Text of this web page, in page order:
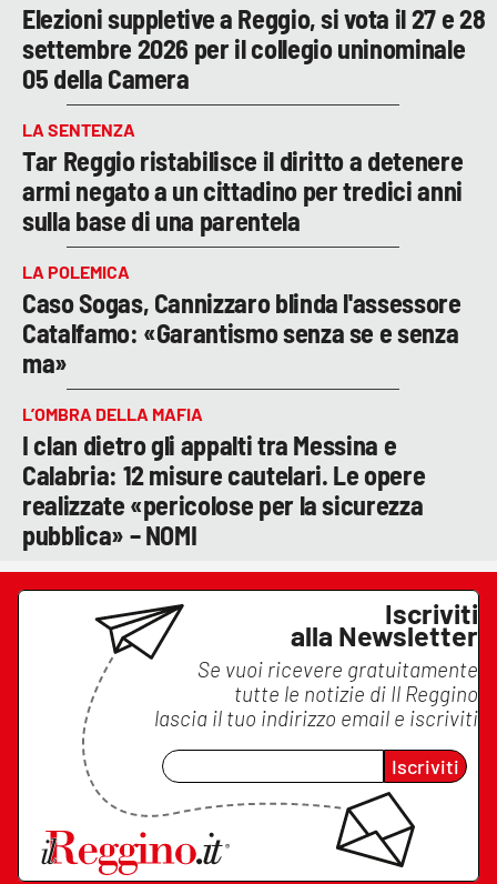
Elezioni suppletive a Reggio, si vota il 27 e 28
settembre 2026 per il collegio uninominale
05 della Camera
LA SENTENZA
Tar Reggio ristabilisce il diritto a detenere
armi negato a un cittadino per tredici anni
sulla base di una parentela
LA POLEMICA
Caso Sogas, Cannizzaro blinda l'assessore
Catalfamo: «Garantismo senza se e senza
ma»
L’OMBRA DELLA MAFIA
I clan dietro gli appalti tra Messina e
Calabria: 12 misure cautelari. Le opere
realizzate «pericolose per la sicurezza
pubblica» – NOMI
Iscriviti
alla Newsletter
Se vuoi ricevere gratuitamente
tutte le notizie di Il Reggino
lascia il tuo indirizzo email e iscriviti
Iscriviti